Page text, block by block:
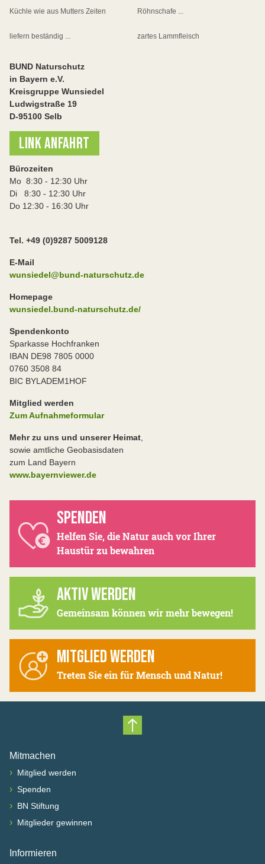
Küchle wie aus Mutters Zeiten Röhnschafe ...
liefern beständig ... zartes Lammfleisch
BUND Naturschutz
in Bayern e.V.
Kreisgruppe Wunsiedel
Ludwigstraße 19
D-95100 Selb
LINK ANFAHRT
Bürozeiten
Mo 8:30 - 12:30 Uhr
Di 8:30 - 12:30 Uhr
Do 12:30 - 16:30 Uhr
Tel. +49 (0)9287 5009128
E-Mail
wunsiedel@bund-naturschutz.de
Homepage
wunsiedel.bund-naturschutz.de/
Spendenkonto
Sparkasse Hochfranken
IBAN DE98 7805 0000
0760 3508 84
BIC BYLADEM1HOF
Mitglied werden
Zum Aufnahmeformular
Mehr zu uns und unserer Heimat
sowie amtliche Geobasisdaten
zum Land Bayern
www.bayernviewer.de
SPENDEN
Helfen Sie, die Natur auch vor Ihrer
Haustür zu bewahren
AKTIV WERDEN
Gemeinsam können wir mehr bewegen!
MITGLIED WERDEN
Treten Sie ein für Mensch und Natur!
Nach oben scrollen
Mitmachen
› Mitglied werden
› Spenden
› BN Stiftung
› Mitglieder gewinnen
Informieren